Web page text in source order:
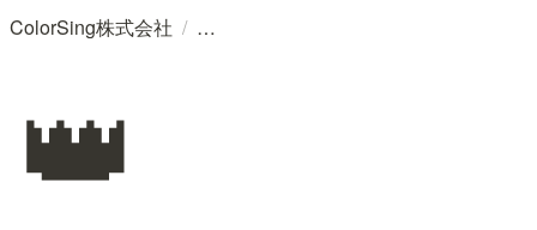
ColorSing株式会社 /
👑